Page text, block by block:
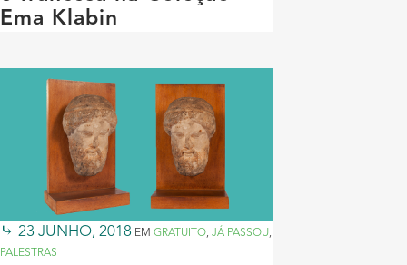
Ema Klabin
23 JUNHO, 2018 EM GRATUITO, JÁ PASSOU,
PALESTRAS